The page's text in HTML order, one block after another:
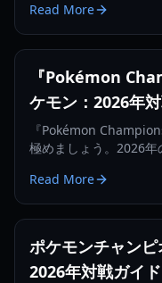
の変更点について詳し
Read More
『Pokémon
ケモン：2026年
『Pokémon
極めましょう。2026年
Read More
ポケモンチャンピ
2026年対戦ガイド